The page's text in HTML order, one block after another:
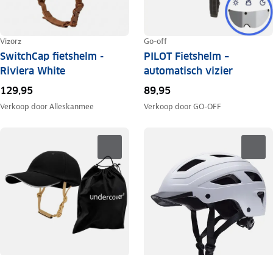
Vizorz
SwitchCap fietshelm -
Riviera White
129,95
Verkoop doorAlleskanmee
Go-off
PILOT Fietshelm –
automatisch vizier
89,95
Verkoop doorGO-OFF